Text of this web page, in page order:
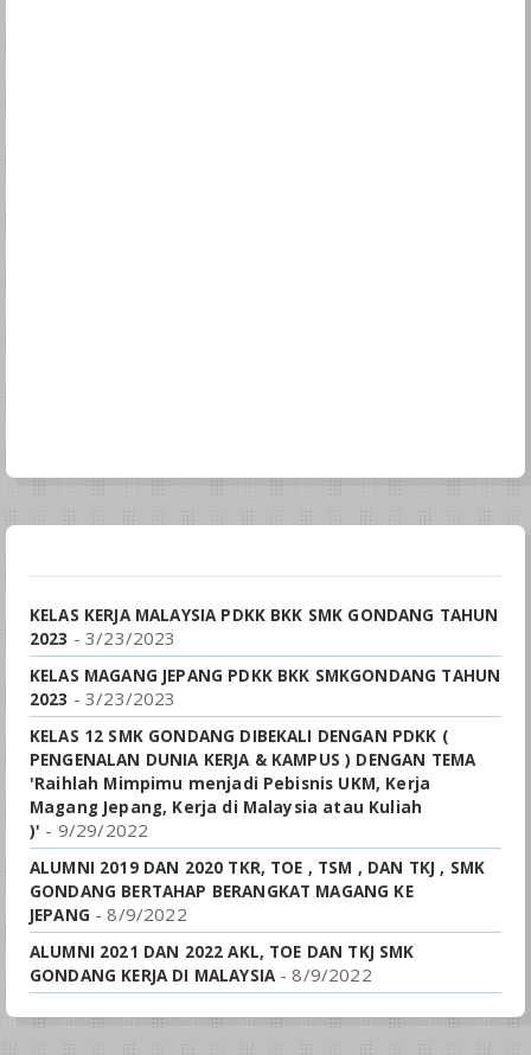
KELAS KERJA MALAYSIA PDKK BKK SMK GONDANG TAHUN
2023 - 3/23/2023
KELAS MAGANG JEPANG PDKK BKK SMKGONDANG TAHUN
2023 - 3/23/2023
KELAS 12 SMK GONDANG DIBEKALI DENGAN PDKK (
PENGENALAN DUNIA KERJA & KAMPUS ) DENGAN TEMA
'Raihlah Mimpimu menjadi Pebisnis UKM, Kerja
Magang Jepang, Kerja di Malaysia atau Kuliah
)' - 9/29/2022
ALUMNI 2019 DAN 2020 TKR, TOE , TSM , DAN TKJ , SMK
GONDANG BERTAHAP BERANGKAT MAGANG KE
JEPANG - 8/9/2022
ALUMNI 2021 DAN 2022 AKL, TOE DAN TKJ SMK
GONDANG KERJA DI MALAYSIA - 8/9/2022